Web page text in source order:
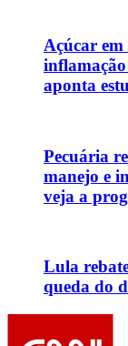
Açúcar em
aponta
Pecuária
manejo e
veja a
Lula
queda do